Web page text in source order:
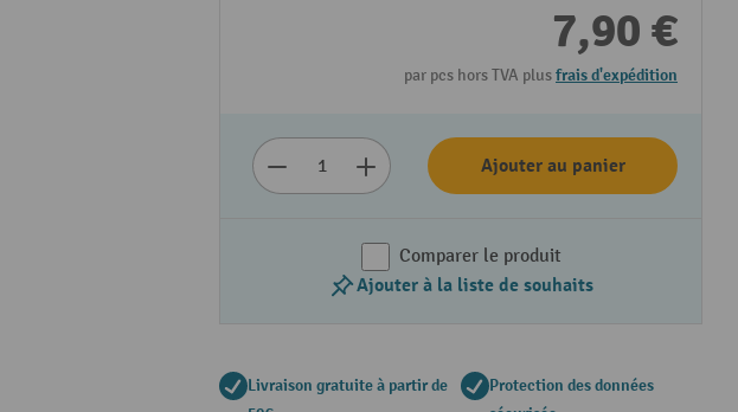
7,90 €
par pcs hors TVA plusfrais d'expédition
Ajouter au panier
Comparer le produit
Ajouter à la liste de souhaits
Livraison gratuite à partir de
Protection des données